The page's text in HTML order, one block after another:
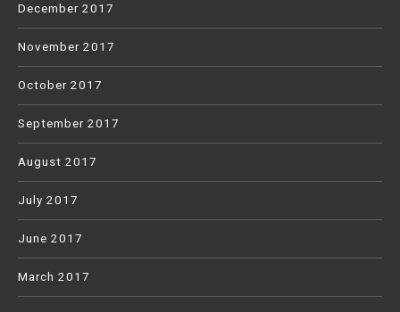
December 2017
November 2017
October 2017
September 2017
August 2017
July 2017
June 2017
March 2017